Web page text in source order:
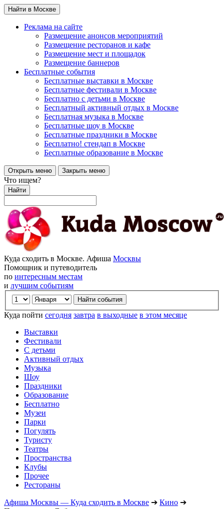
Найти в Москве
Реклама на сайте
Размещение анонсов мероприятий
Размещение ресторанов и кафе
Размещение мест и площадок
Размещение баннеров
Бесплатные события
Бесплатные выставки в Москве
Бесплатные фестивали в Москве
Бесплатно с детьми в Москве
Бесплатный активный отдых в Москве
Бесплатная музыка в Москве
Бесплатные шоу в Москве
Бесплатные праздники в Москве
Бесплатно! стендап в Москве
Бесплатные образование в Москве
Открыть меню Закрыть меню
Что ищем?
Найти
Куда сходить в Москве. Афиша Москвы
Помощник и путеводитель
по интересным местам
и лучшим событиям
Куда пойти сегодня завтра в выходные в этом месяце
Выставки
Фестивали
С детьми
Активный отдых
Музыка
Шоу
Праздники
Образование
Бесплатно
Музеи
Парки
Погулять
Туристу
Театры
Пространства
Клубы
Прочее
Рестораны
Афиша Москвы — Куда сходить в Москве ➔ Кино ➔